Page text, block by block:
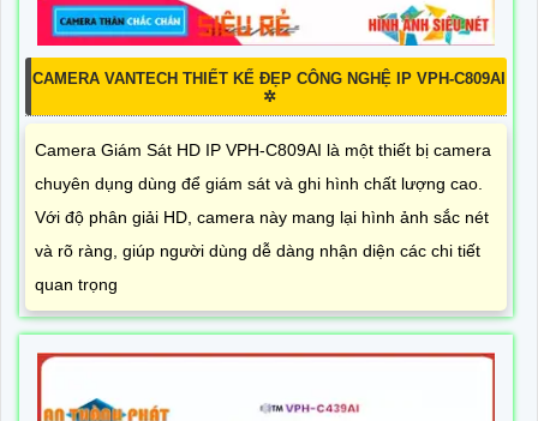
CAMERA VANTECH THIẾT KẾ ĐẸP CÔNG NGHỆ IP VPH-C809AI
✲
Camera Giám Sát HD IP VPH-C809AI là một thiết bị camera
chuyên dụng dùng để giám sát và ghi hình chất lượng cao.
Với độ phân giải HD, camera này mang lại hình ảnh sắc nét
và rõ ràng, giúp người dùng dễ dàng nhận diện các chi tiết
quan trọng